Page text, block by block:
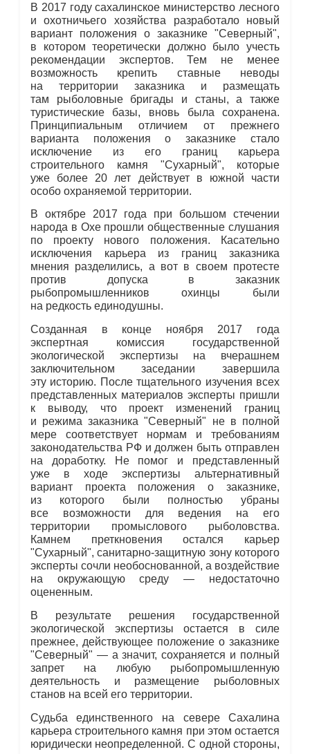
В 2017 году сахалинское министерство лесного
и охотничьего хозяйства разработало новый
вариант положения о заказнике "Северный",
в котором теоретически должно было учесть
рекомендации экспертов. Тем не менее
возможность крепить ставные неводы
на территории заказника и размещать
там рыболовные бригады и станы, а также
туристические базы, вновь была сохранена.
Принципиальным отличием от прежнего
варианта положения о заказнике стало
исключение из его границ карьера
строительного камня "Сухарный", которые
уже более 20 лет действует в южной части
особо охраняемой территории.
В октябре 2017 года при большом стечении
народа в Охе прошли общественные слушания
по проекту нового положения. Касательно
исключения карьера из границ заказника
мнения разделились, а вот в своем протесте
против допуска в заказник
рыбопромышленников охинцы были
на редкость единодушны.
Созданная в конце ноября 2017 года
экспертная комиссия государственной
экологической экспертизы на вчерашнем
заключительном заседании завершила
эту историю. После тщательного изучения всех
представленных материалов эксперты пришли
к выводу, что проект изменений границ
и режима заказника "Северный" не в полной
мере соответствует нормам и требованиям
законодательства РФ и должен быть отправлен
на доработку. Не помог и представленный
уже в ходе экспертизы альтернативный
вариант проекта положения о заказнике,
из которого были полностью убраны
все возможности для ведения на его
территории промыслового рыболовства.
Камнем преткновения остался карьер
"Сухарный", санитарно-защитную зону которого
эксперты сочли необоснованной, а воздействие
на окружающую среду — недостаточно
оцененным.
В результате решения государственной
экологической экспертизы остается в силе
прежнее, действующее положение о заказнике
"Северный" — а значит, сохраняется и полный
запрет на любую рыбопромышленную
деятельность и размещение рыболовных
станов на всей его территории.
Судьба единственного на севере Сахалина
карьера строительного камня при этом остается
юридически неопределенной. С одной стороны,